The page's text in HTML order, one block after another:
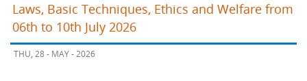
Laws, Basic Techniques, Ethics and Welfare from
06th to 10th July 2026
THU, 28 - MAY - 2026